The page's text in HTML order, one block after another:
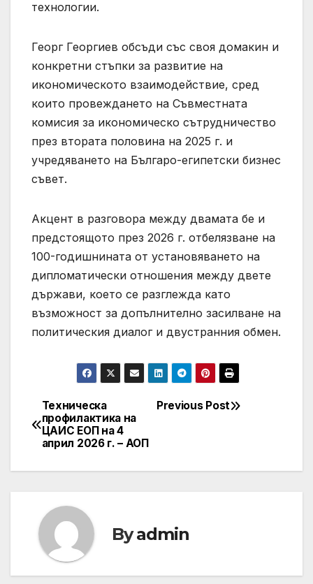
технологии.
Георг Георгиев обсъди със своя домакин и
конкретни стъпки за развитие на
икономическото взаимодействие, сред
които провеждането на Съвместната
комисия за икономическо сътрудничество
през втората половина на 2025 г. и
учредяването на Българо-египетски бизнес
съвет.
Акцент в разговора между двамата бе и
предстоящото през 2026 г. отбелязване на
100-годишнината от установяването на
дипломатически отношения между двете
държави, което се разглежда като
възможност за допълнително засилване на
политическия диалог и двустранния обмен.
Post
navigation
Previous Post
Техническа
профилактика на
ЦАИС ЕОП на 4
април 2026 г. – АОП
Byadmin